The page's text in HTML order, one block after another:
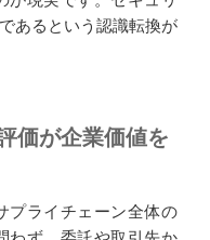
あるという認識転換が
価が企業価値を
プライチェーン全体の